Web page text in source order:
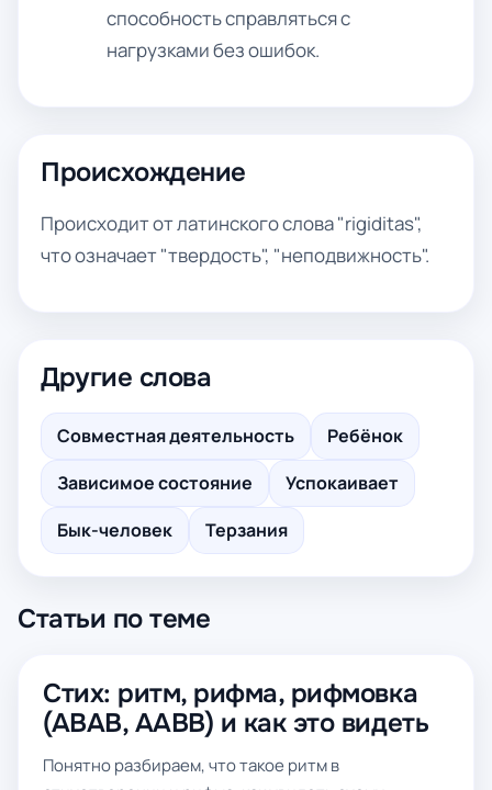
способность справляться с
нагрузками без ошибок.
Происхождение
Происходит от латинского слова "rigiditas",
что означает "твердость", "неподвижность".
Другие слова
Совместная деятельность
Ребёнок
Зависимое состояние
Успокаивает
Бык-человек
Терзания
Статьи по теме
Стих: ритм, рифма, рифмовка
(ABAB, AABB) и как это видеть
Понятно разбираем, что такое ритм в